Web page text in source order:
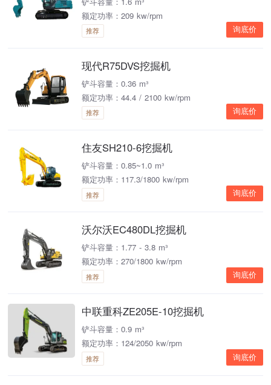
额定功率：209 kw/rpm
推荐 询底价
现代R75DVS挖掘机
铲斗容量：0.36 m³
额定功率：44.4 / 2100 kw/rpm
推荐 询底价
住友SH210-6挖掘机
铲斗容量：0.85~1.0 m³
额定功率：117.3/1800 kw/rpm
推荐 询底价
沃尔沃EC480DL挖掘机
铲斗容量：1.77 - 3.8 m³
额定功率：270/1800 kw/rpm
推荐 询底价
中联重科ZE205E-10挖掘机
铲斗容量：0.9 m³
额定功率：124/2050 kw/rpm
推荐 询底价